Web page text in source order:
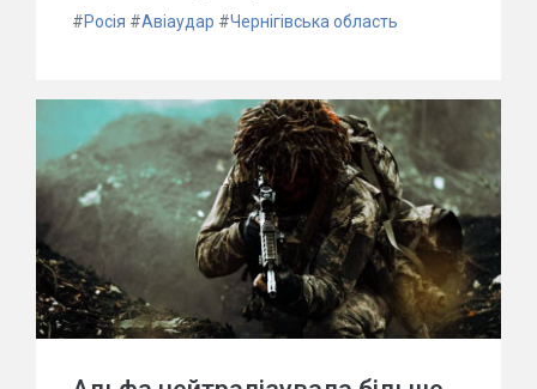
#Росія #Авіаудар #Чернігівська область